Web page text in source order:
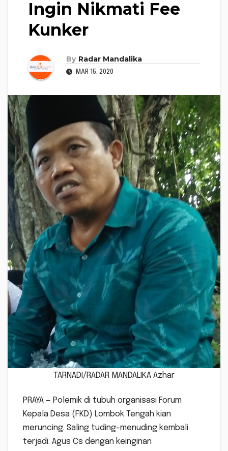
Ingin Nikmati Fee
Kunker
By Radar Mandalika
MAR 15, 2020
TARNADI/RADAR MANDALIKA Azhar
PRAYA — Polemik di tubuh organisasi Forum
Kepala Desa (FKD) Lombok Tengah kian
meruncing. Saling tuding-menuding kembali
terjadi. Agus Cs dengan keinginan